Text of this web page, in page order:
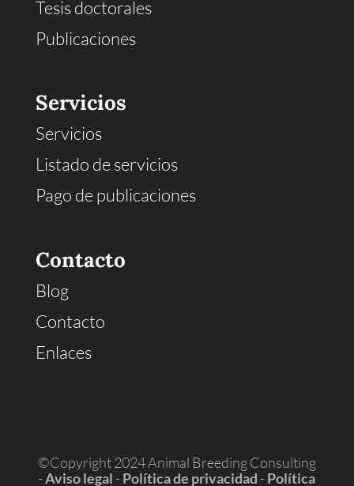
Tesis doctorales
Publicaciones
Servicios
Servicios
Listado de servicios
Pago de publicaciones
Contacto
Blog
Contacto
Enlaces
©Copyright 2024 Animal Breeding Consulting
-Aviso legal - Política de privacidad - Política